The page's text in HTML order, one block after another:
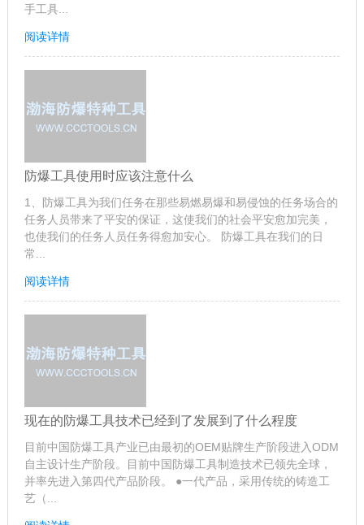
手工具...
阅读详情
防爆工具使用时应该注意什么
1、防爆工具为我们任务在那些易燃易爆和易侵蚀的任务场合的
任务人员带来了平安的保证，这使我们的社会平安愈加完美，
也使我们的任务人员任务得愈加安心。 防爆工具在我们的日
常...
阅读详情
现在的防爆工具技术已经到了发展到了什么程度
目前中国防爆工具产业已由最初的OEM贴牌生产阶段进入ODM
自主设计生产阶段。目前中国防爆工具制造技术已领先全球，
并率先进入第四代产品阶段。 ●一代产品，采用传统的铸造工
艺（...